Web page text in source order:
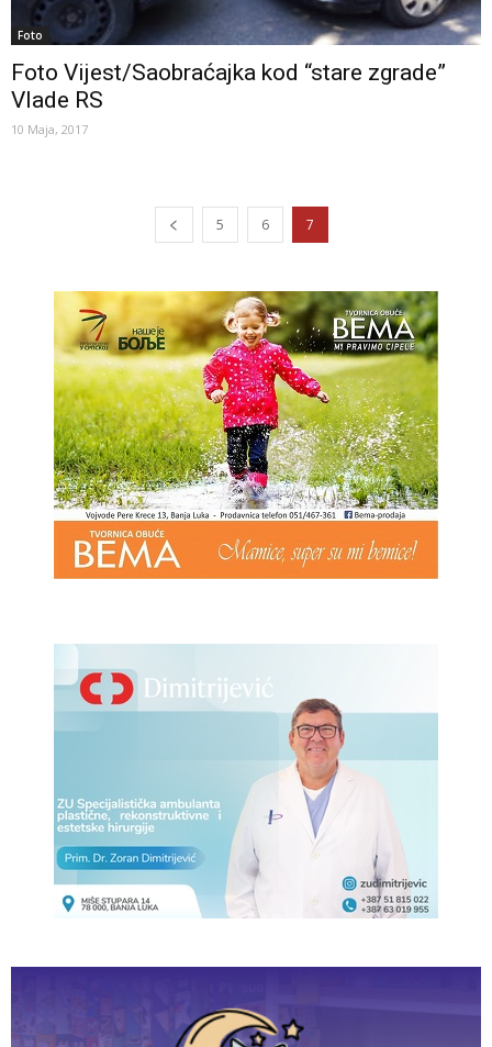
Foto
Foto Vijest/Saobraćajka kod “stare zgrade”
Vlade RS
10 Maja, 2017
5 6 7